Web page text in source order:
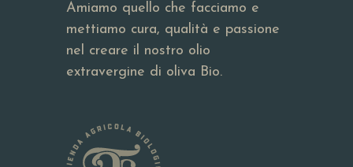
Amiamo quello che facciamo e
mettiamo cura, qualità e passione
nel creare il nostro olio
extravergine di oliva Bio.